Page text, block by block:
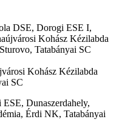
DSE, Dorogi ESE I,
Kohász Kézilabda
Tatabányai SC
Kohász Kézilabda
SC
Dunaszerdahely,
Érdi NK, Tatabányai